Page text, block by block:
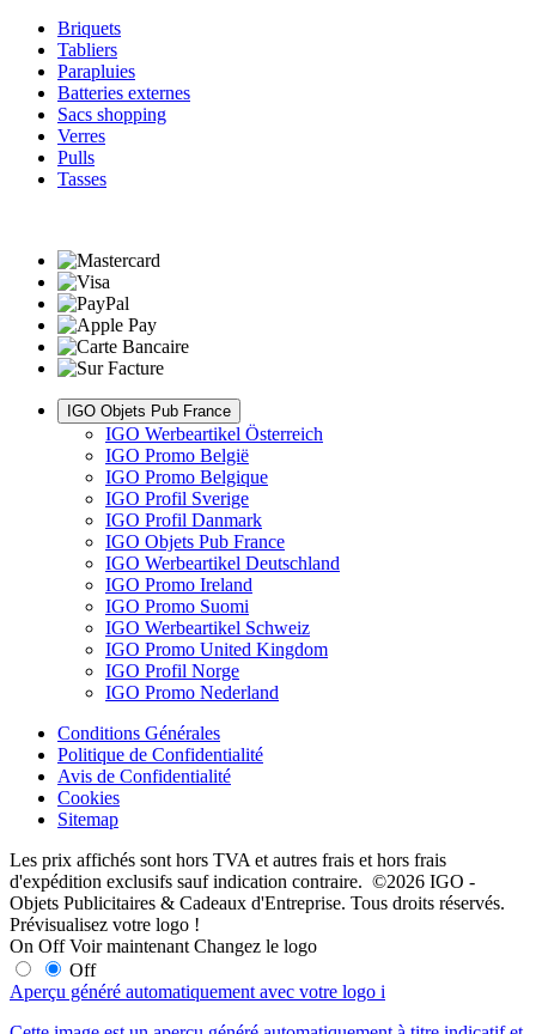
Briquets
Tabliers
Parapluies
Batteries externes
Sacs shopping
Verres
Pulls
Tasses
IGO Objets Pub France
IGO Werbeartikel Österreich
IGO Promo België
IGO Promo Belgique
IGO Profil Sverige
IGO Profil Danmark
IGO Objets Pub France
IGO Werbeartikel Deutschland
IGO Promo Ireland
IGO Promo Suomi
IGO Werbeartikel Schweiz
IGO Promo United Kingdom
IGO Profil Norge
IGO Promo Nederland
Conditions Générales
Politique de Confidentialité
Avis de Confidentialité
Cookies
Sitemap
Les prix affichés sont hors TVA et autres frais et hors frais
d'expédition exclusifs sauf indication contraire. ©2026 IGO -
Objets Publicitaires & Cadeaux d'Entreprise. Tous droits réservés.
Prévisualisez votre logo !
On Off Voir maintenant Changez le logo
Off
Aperçu généré automatiquement avec votre logo i